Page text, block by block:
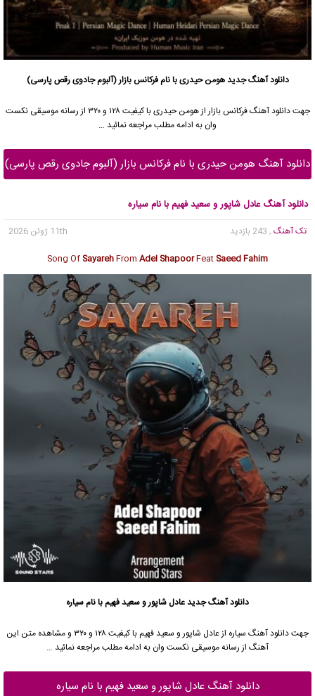
دانلود آهنگ جدیدهومن حیدری با نام فرکانس بازار (آلبوم جادوی رقص پارسی)
جهت دانلود آهنگ فرکانس بازار از هومن حیدری با کیفیت ۱۲۸ و ۳۲۰ از رسانه موسیقی نکست
وان به ادامه مطلب مراجعه نمائید …
دانلود آهنگ هومن حیدری با نام فرکانس بازار (آلبوم جادوی رقص پارسی)
دانلود آهنگ عادل شاپور و سعید فهیم با نام سیاره
تک آهنگ , 243 بازدید
11th ژوئن 2026
Song Of SayarehFrom Adel ShapoorFeat Saeed Fahim
دانلود آهنگ جدیدعادل شاپور و سعید فهیم با نام سیاره
جهت دانلود آهنگ سیاره از عادل شاپور و سعید فهیم با کیفیت ۱۲۸ و ۳۲۰ و مشاهده متن این
آهنگ از رسانه موسیقی نکست وان به ادامه مطلب مراجعه نمائید …
دانلود آهنگ عادل شاپور و سعید فهیم با نام سیاره